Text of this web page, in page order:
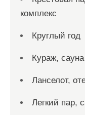
комплекс
Круглый год
Кураж, сауна
Ланселот,
Легкий пар,